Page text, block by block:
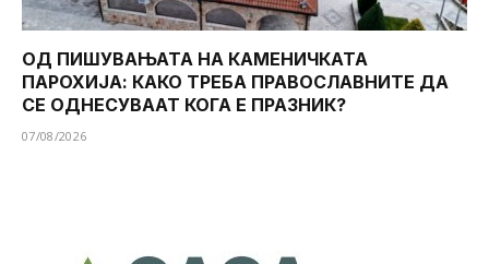
ОД ПИШУВАЊАТА НА КАМЕНИЧКАТА
ПАРОХИЈА: КАКО ТРЕБА ПРАВОСЛАВНИТЕ ДА
СЕ ОДНЕСУВААТ КОГА Е ПРАЗНИК?
07/08/2026